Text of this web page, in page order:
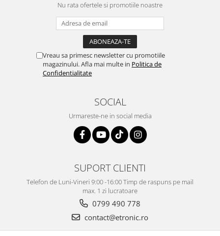
Nu rata ofertele si promotiile noastre
Vreau sa primesc newsletter cu promotiile
magazinului. Afla mai multe in Politica de
Confidentialitate
SOCIAL
Urmareste-ne in social media
SUPORT CLIENTI
Telefon de Luni-Vineri 9:00 -16:00 Timp de raspuns pe mail
max. 1 zi lucratoare
0799 490 778
contact@etronic.ro